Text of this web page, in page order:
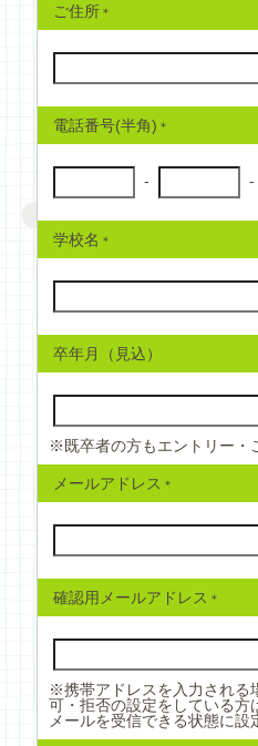
ご住所
電話番号(半角)
- -
学校名
卒年月（見込）
※既卒者の方もエントリー・
メールアドレス
確認用メールアドレス
※携帯アドレスを入力される
可・拒否の設定をしている方
メールを受信できる状態に設